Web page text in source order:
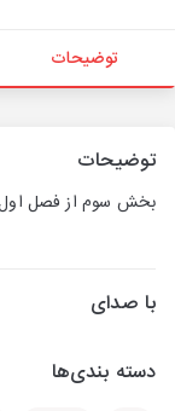
توضیحات
توضیحات
بخش سوم از فصل
با صدای
دسته بندی‌ها